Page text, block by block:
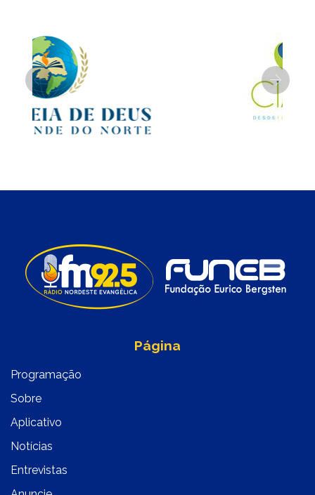
Previous Next
Página
Programação
Sobre
Aplicativo
Notícias
Entrevistas